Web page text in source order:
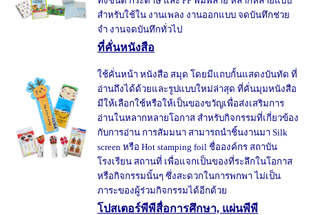
สำหรับใช้ใน งานเพลง งานออกแบบ จดบันทึกช่วย
จำ งานจดบันทึกทั่วไป
ที่คั่นหนังสือ
ใช้คั่นหน้า หนังสือ สมุด โดยมีแถบกั้นแสดงบันทัด ที่
อ่านถึงได้ด้วยและรูปแบบใหม่ล่าสุด ที่คั่นมุมหนังสือ
มีให้เลือกใช้หรือให้เป็นของขวัญเพื่อส่งเสริมการ
อ่านในหลากหลายโอกาส สำหรับกิจกรรมที่เกี่ยวข้อง
กับการอ่าน การสัมมนา สามารถนำชิ้นงานมา Silk
screen หรือ Hot stamping foil ชื่อองค์กร สถาบัน
โรงเรียน สถานที่ เพื่อแจกเป็นของที่ระลึกในโอกาส
หรือกิจกรรมนั้นๆ ซึ่งสะดวกในการพกพา ไม่เป็น
ภาระของผู้ร่วมกิจกรรมได้อีกด้วย
โปสเตอร์พีพีสื่อการศึกษา, แผ่นพีพี